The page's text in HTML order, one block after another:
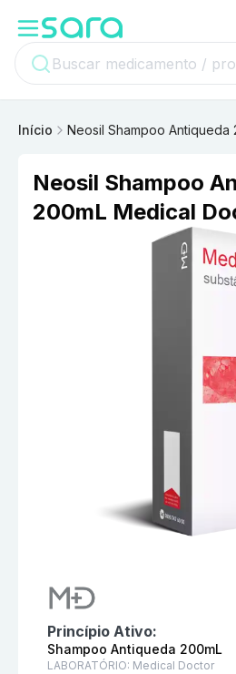
Início Neosil Shampoo Antiqueda
Neosil Shampoo
200mL Medical
Princípio Ativo:
Shampoo Antiqueda 200mL
LABORATÓRIO: Medical Doctor